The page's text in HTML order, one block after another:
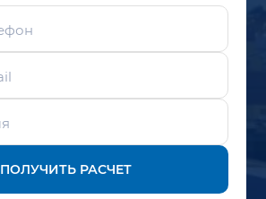
ПОЛУЧИТЬ РАСЧЕТ